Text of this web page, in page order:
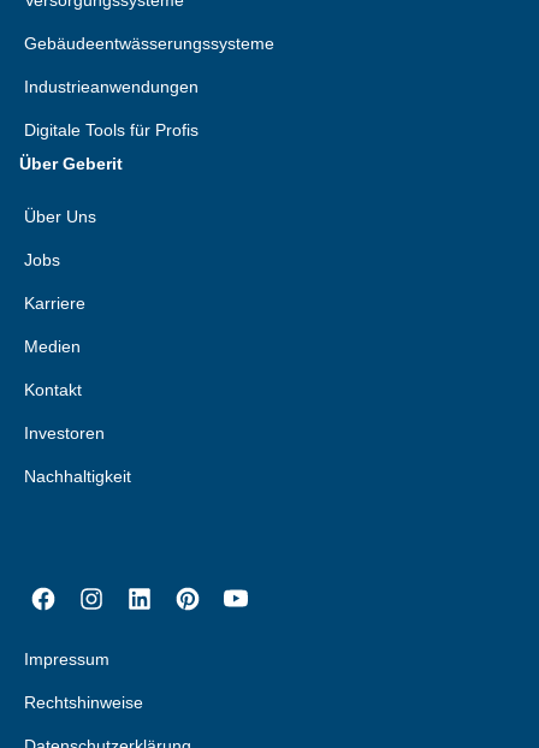
Gebäudeentwässerungssysteme
Industrieanwendungen
Digitale Tools für Profis
Über Geberit
Über Uns
Jobs
Karriere
Medien
Kontakt
Investoren
Nachhaltigkeit
Impressum
Rechtshinweise